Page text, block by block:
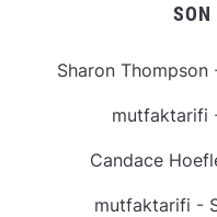
SON
Sharon Thompson
mutfaktarifi
Candace
mutfaktarifi -